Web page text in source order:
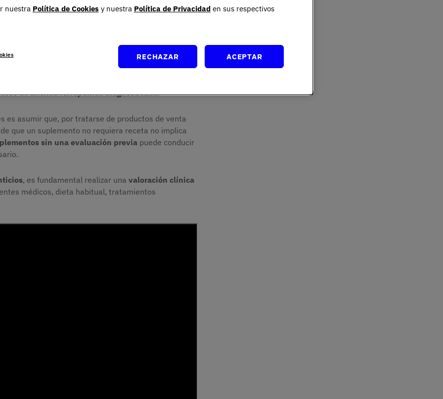
paracomplementar la dieta. Pueden
grasos, fibra o extractos de plantas, y se
o líquidos.
sino aportar nutrientes en situaciones
necesidades fisiológicas o determinadas patologías.
estar indicada en personas con niveles bajos
deanemia ferropénica diagnosticada.
es asumir que, por tratarse de productos de venta
que un suplemento no requiera receta no implica
sin una evaluación previa puede conducir
, es fundamental realizar una valoración clínica
médicos, dieta habitual, tratamientos
nuestra Política de Cookies y nuestra Política de Privacidad en sus respectivos
RECHAZAR ACEPTAR